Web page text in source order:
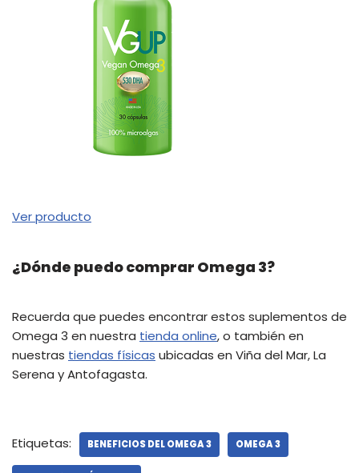
Ver producto
¿Dónde puedo comprar Omega 3?
Recuerda que puedes encontrar estos suplementos de
Omega 3 en nuestra tienda online, o también en
nuestras tiendas físicas ubicadas en Viña del Mar, La
Serena y Antofagasta.
Etiquetas: BENEFICIOS DEL OMEGA 3 OMEGA 3